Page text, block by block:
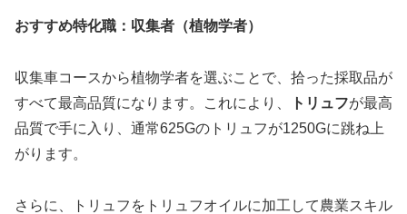
おすすめ特化職：収集者（植物学者）
収集車コースから植物学者を選ぶことで、拾った採取品が
すべて最高品質になります。これにより、
トリュフが最高
品質で手に入り、通常625Gのトリュフが1250Gに跳ね上
がります。
さらに、トリュフをトリュフオイルに加工して農業スキル